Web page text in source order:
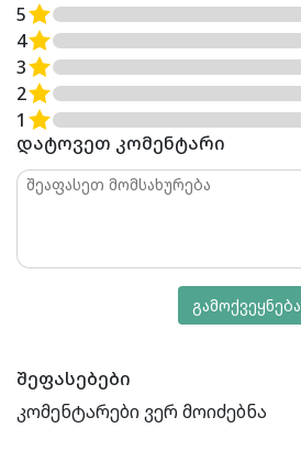
5
4
3
2
1
დატოვეთ კომენტარი
გამოქვეყნება
შეფასებები
კომენტარები ვერ მოიძებნა